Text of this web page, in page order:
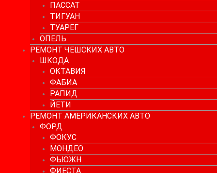
ПАССАТ
ТИГУАН
ТУАРЕГ
ОПЕЛЬ
РЕМОНТ ЧЕШСКИХ АВТО
ШКОДА
ОКТАВИЯ
ФАБИА
РАПИД
ЙЕТИ
РЕМОНТ АМЕРИКАНСКИХ АВТО
ФОРД
ФОКУС
МОНДЕО
ФЬЮЖН
ФИЕСТА